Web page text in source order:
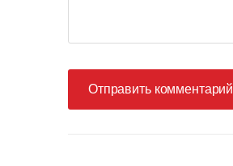
Отправить комментарий